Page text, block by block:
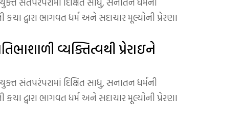
દ્વારા ભાગવત ધર્મ અને સદાચાર મૂલ્યોની પ્રેરણા
વ્યક્તિત્વથી પ્રેરાઇને
સંતપરંપરામાં દિક્ષિત સાધુ, સનાતન ધર્મની
દ્વારા ભાગવત ધર્મ અને સદાચાર મૂલ્યોની પ્રેરણા